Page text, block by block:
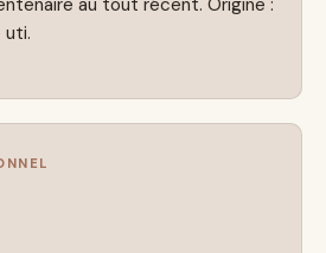
au tout récent. Origine :
uti.